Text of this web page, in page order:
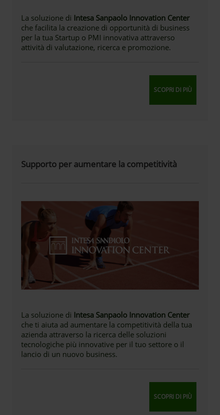
La soluzione di Intesa Sanpaolo Innovation Center
che facilita la creazione di opportunità di business
per la tua Startup o PMI innovativa attraverso
attività di valutazione, ricerca e promozione.
SCOPRI DI PIÙ
Supporto per aumentare la competitività
La soluzione di Intesa Sanpaolo Innovation Center
che ti aiuta ad aumentare la competitività della tua
azienda attraverso la ricerca delle soluzioni
tecnologiche più innovative per il tuo settore o il
lancio di un nuovo business.
SCOPRI DI PIÙ